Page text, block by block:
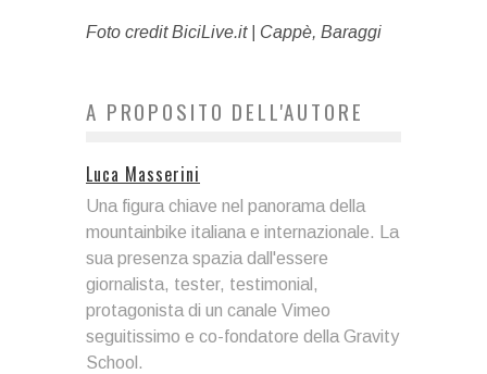
Foto credit BiciLive.it | Cappè, Baraggi
A PROPOSITO DELL'AUTORE
Luca Masserini
Una figura chiave nel panorama della
mountainbike italiana e internazionale. La
sua presenza spazia dall'essere
giornalista, tester, testimonial,
protagonista di un canale Vimeo
seguitissimo e co-fondatore della Gravity
School.